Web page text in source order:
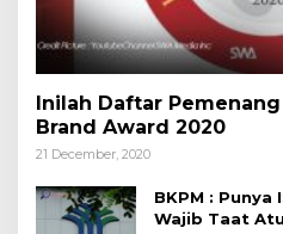
Inilah Daftar
Brand Award 2020
21 December, 2020
BKPM : Punya
Wajib Taat